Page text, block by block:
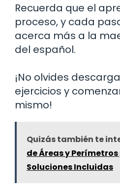
Recuerda que el
proceso, y cada
acerca más a la
del español.
¡No olvides
ejercicios y
mismo!
Quizás también te
de Áreas y Perímetros
Soluciones Incluidas